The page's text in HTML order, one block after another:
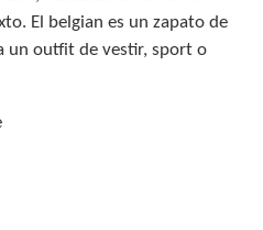
El belgian es un zapato de
un outfit de vestir, sport o